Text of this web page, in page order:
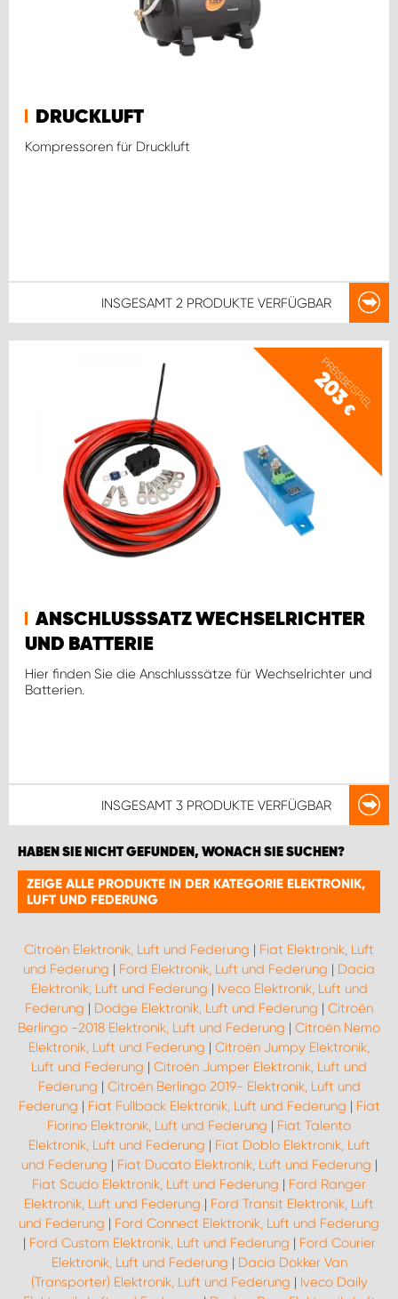
DRUCKLUFT
Kompressoren für Druckluft
INSGESAMT 2 PRODUKTE VERFÜGBAR
PREISBEISPIEL
203
€
ANSCHLUSSSATZ WECHSELRICHTER
UND BATTERIE
Hier finden Sie die Anschlusssätze für Wechselrichter und
Batterien.
INSGESAMT 3 PRODUKTE VERFÜGBAR
HABEN SIE NICHT GEFUNDEN, WONACH SIE SUCHEN?
ZEIGE ALLE PRODUKTE IN DER KATEGORIE ELEKTRONIK,
LUFT UND FEDERUNG
Citroën Elektronik, Luft und Federung | Fiat Elektronik, Luft
und Federung | Ford Elektronik, Luft und Federung | Dacia
Elektronik, Luft und Federung | Iveco Elektronik, Luft und
Federung | Dodge Elektronik, Luft und Federung | Citroën
Berlingo -2018 Elektronik, Luft und Federung | Citroën Nemo
Elektronik, Luft und Federung | Citroën Jumpy Elektronik,
Luft und Federung | Citroën Jumper Elektronik, Luft und
Federung | Citroën Berlingo 2019- Elektronik, Luft und
Federung | Fiat Fullback Elektronik, Luft und Federung | Fiat
Fiorino Elektronik, Luft und Federung | Fiat Talento
Elektronik, Luft und Federung | Fiat Doblo Elektronik, Luft
und Federung | Fiat Ducato Elektronik, Luft und Federung |
Fiat Scudo Elektronik, Luft und Federung | Ford Ranger
Elektronik, Luft und Federung | Ford Transit Elektronik, Luft
und Federung | Ford Connect Elektronik, Luft und Federung
| Ford Custom Elektronik, Luft und Federung | Ford Courier
Elektronik, Luft und Federung | Dacia Dokker Van
(Transporter) Elektronik, Luft und Federung | Iveco Daily